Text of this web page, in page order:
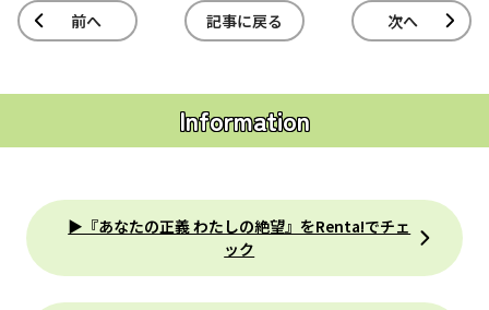
前へ 記事に戻る 次へ
Information
▶『あなたの正義 わたしの絶望』をRenta!でチェ
ック